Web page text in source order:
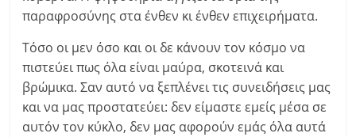
παραφροσύνης στα ένθεν κι ένθεν επιχειρήματα.
Τόσο οι μεν όσο και οι δε κάνουν τον κόσμο να
πιστεύει πως όλα είναι μαύρα, σκοτεινά και
βρώμικα. Σαν αυτό να ξεπλένει τις συνειδήσεις μας
και να μας προστατεύει: δεν είμαστε εμείς μέσα σε
αυτόν τον κύκλο, δεν μας αφορούν εμάς όλα αυτά